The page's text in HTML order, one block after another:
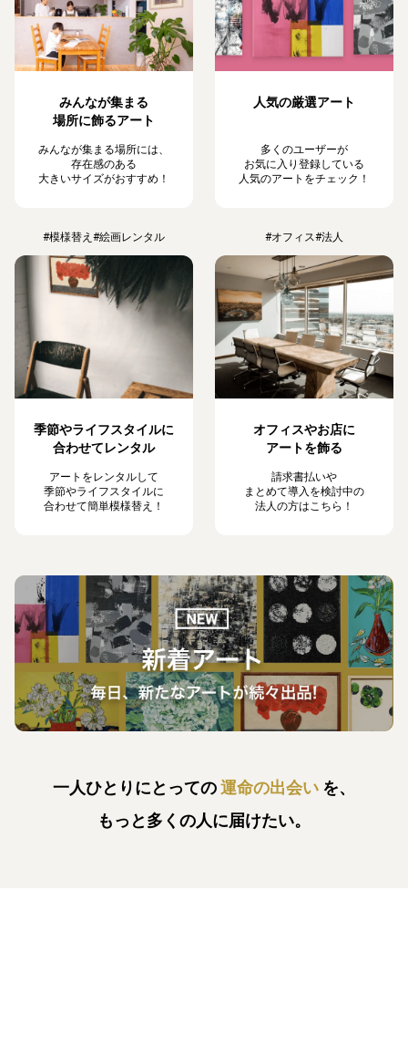
みんなが集まる
場所に飾るアート
みんなが集まる場所には、
存在感のある
大きいサイズがおすすめ！
人気の厳選アート
多くのユーザーが
お気に入り登録している
人気のアートをチェック！
#模様替え #絵画レンタル
季節やライフスタイルに
合わせてレンタル
アートをレンタルして
季節やライフスタイルに
合わせて簡単模様替え！
#オフィス#法人
オフィスやお店に
アートを飾る
請求書払いや
まとめて導入を検討中の
法人の方はこちら！
一人ひとりにとっての運命の出会い を、
もっと多くの人に届けたい。